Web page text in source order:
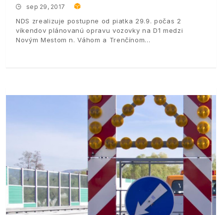
sep 29, 2017
NDS zrealizuje postupne od piatka 29.9. počas 2
víkendov plánovanú opravu vozovky na D1 medzi
Novým Mestom n. Váhom a Trenčínom